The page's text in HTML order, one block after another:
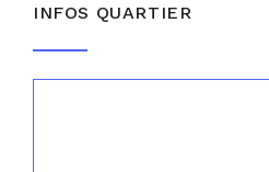
INFOS QUARTIER